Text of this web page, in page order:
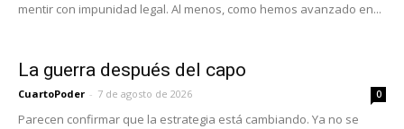
mentir con impunidad legal. Al menos, como hemos avanzado en...
La guerra después del capo
CuartoPoder - 7 de agosto de 2026 0
Parecen confirmar que la estrategia está cambiando. Ya no se